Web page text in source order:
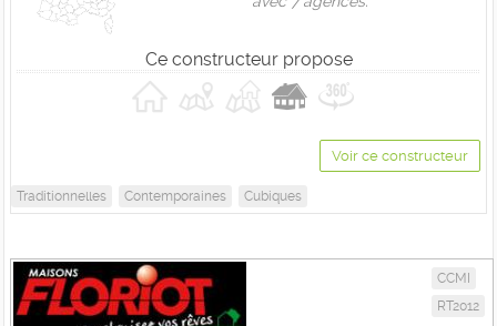
Ce constructeur propose
Voir ce constructeur
Traditionnelles Contemporaines Cubiques
CCMI
RT2012